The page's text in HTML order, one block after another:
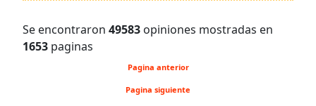
Se encontraron 49583 opiniones mostradas en
1653 paginas
Pagina anterior
Pagina siguiente